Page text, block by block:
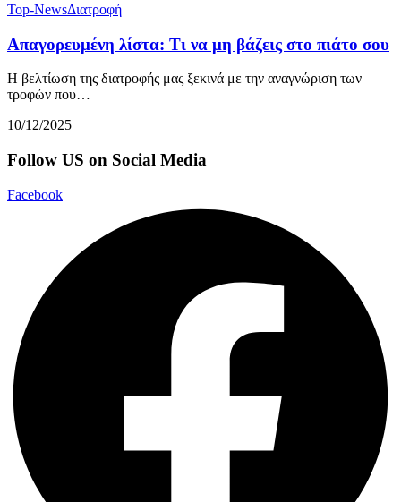
Top-NewsΔιατροφή
Απαγορευμένη λίστα: Τι να μη βάζεις στο πιάτο σου
Η βελτίωση της διατροφής μας ξεκινά με την αναγνώριση των
τροφών που…
10/12/2025
Follow US on Social Media
Facebook